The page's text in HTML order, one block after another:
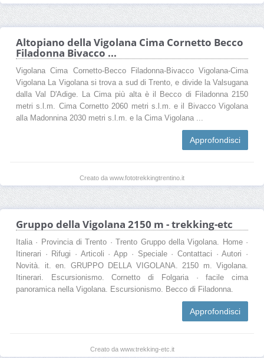
Altopiano della Vigolana Cima Cornetto Becco
Filadonna Bivacco ...
Vigolana Cima Cornetto-Becco Filadonna-Bivacco Vigolana-Cima
Vigolana La Vigolana si trova a sud di Trento, e divide la Valsugana
dalla Val D'Adige. La Cima più alta è il Becco di Filadonna 2150
metri s.l.m. Cima Cornetto 2060 metri s.l.m. e il Bivacco Vigolana
alla Madonnina 2030 metri s.l.m. e la Cima Vigolana ...
Approfondisci
Creato da www.fototrekkingtrentino.it
Gruppo della Vigolana 2150 m - trekking-etc
Italia · Provincia di Trento · Trento Gruppo della Vigolana. Home ·
Itinerari · Rifugi · Articoli · App · Speciale · Contattaci · Autori ·
Novità. it. en. GRUPPO DELLA VIGOLANA. 2150 m. Vigolana.
Itinerari. Escursionismo. Cornetto di Folgaria · facile cima
panoramica nella Vigolana. Escursionismo. Becco di Filadonna.
Approfondisci
Creato da www.trekking-etc.it